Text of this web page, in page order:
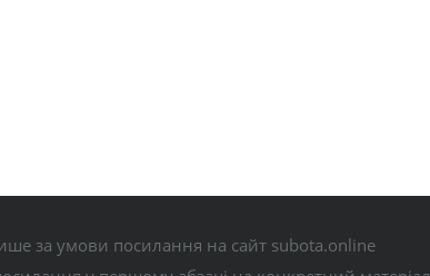
за умови посилання на сайт subota.online